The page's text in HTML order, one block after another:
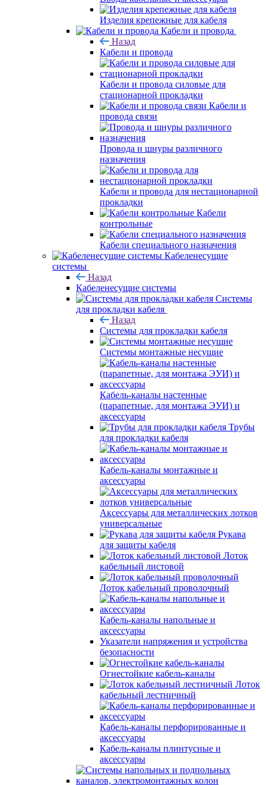
Изделия крепежные для кабеля
Кабели и провода
Назад
Кабели и провода
Кабели и провода силовые для
стационарной прокладки
Кабели и
провода связи
Провода и шнуры различного
назначения
Кабели и провода для нестационарной
прокладки
Кабели
контрольные
Кабели специального назначения
Кабеленесущие
системы
Назад
Кабеленесущие системы
Системы
для прокладки кабеля
Назад
Системы для прокладки кабеля
Системы монтажные несущие
Кабель-каналы настенные
(парапетные, для монтажа ЭУИ) и
аксессуары
Трубы
для прокладки кабеля
Кабель-каналы монтажные и
аксессуары
Аксессуары для металлических лотков
универсальные
Рукава
для защиты кабеля
Лоток
кабельный листовой
Лоток кабельный проволочный
Кабель-каналы напольные и
аксессуары
Указатели напряжения и устройства
безопасности
Огнестойкие кабель-каналы
Лоток
кабельный лестничный
Кабель-каналы перфорированные и
аксессуары
Кабель-каналы плинтусные и
аксессуары